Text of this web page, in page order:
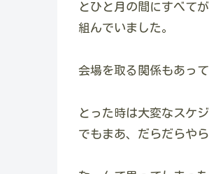
とひと月の間にすべて
組んでいました。
会場を取る関係もあっ
とった時は大変なスケ
でもまあ、だらだらや